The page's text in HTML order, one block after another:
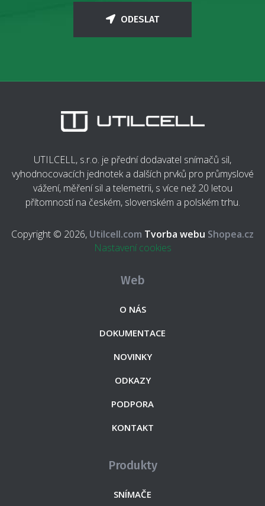
ODESLAT
UTILCELL, s.r.o. je přední dodavatel snímačů sil,
vyhodnocovacích jednotek a dalších prvků pro průmyslové
vážení, měření sil a telemetrii, s více než 20 letou
přítomností na českém, slovenském a polském trhu.
Copyright © 2026, Utilcell.com Tvorba webu Shopea.cz
Nastavení cookies
Web
O NÁS
DOKUMENTACE
NOVINKY
ODKAZY
PODPORA
KONTAKT
Produkty
SNÍMAČE